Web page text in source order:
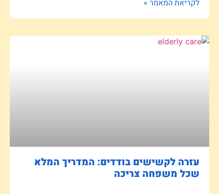
לקריאת המאמר »
עזרה לקשישים בודדים: המדריך המלא
שכל משפחה צריכה